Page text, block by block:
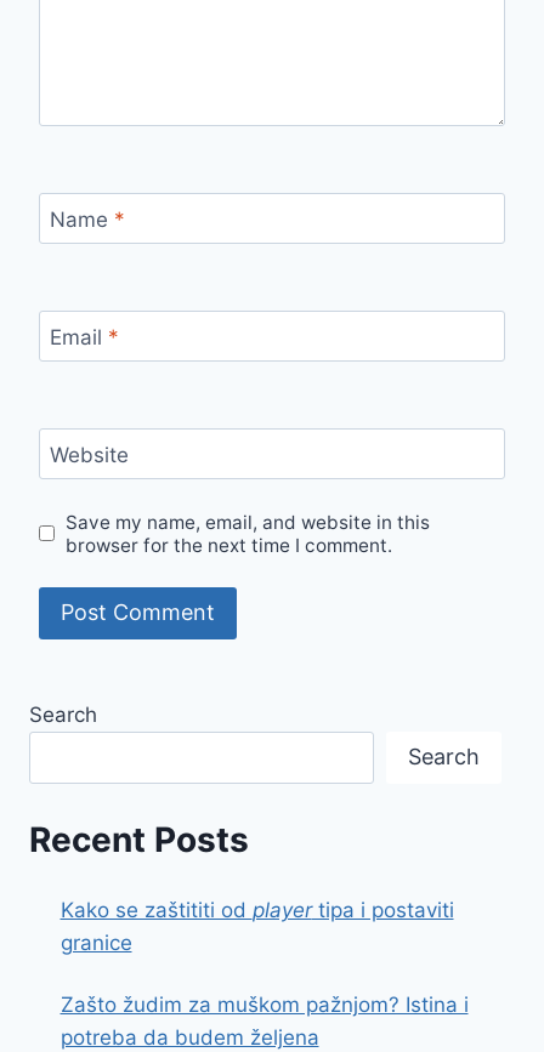
Name *
Email *
Website
Save my name, email, and website in this
browser for the next time I comment.
Search
Search
Recent Posts
Kako se zaštititi od playertipa i postaviti
granice
Zašto žudim za muškom pažnjom? Istina i
potreba da budem željena